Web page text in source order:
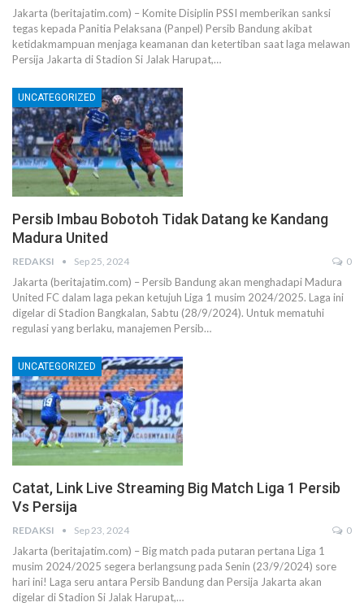
Jakarta (beritajatim.com) – Komite Disiplin PSSI memberikan sanksi
tegas kepada Panitia Pelaksana (Panpel) Persib Bandung akibat
ketidakmampuan menjaga keamanan dan ketertiban saat laga melawan
Persija Jakarta di Stadion Si Jalak Harupat,…
UNCATEGORIZED
Persib Imbau Bobotoh Tidak Datang ke Kandang
Madura United
REDAKSI Sep 25, 2024 0
Jakarta (beritajatim.com) – Persib Bandung akan menghadapi Madura
United FC dalam laga pekan ketujuh Liga 1 musim 2024/2025. Laga ini
digelar di Stadion Bangkalan, Sabtu (28/9/2024). Untuk mematuhi
regulasi yang berlaku, manajemen Persib…
UNCATEGORIZED
Catat, Link Live Streaming Big Match Liga 1 Persib
Vs Persija
REDAKSI Sep 23, 2024 0
Jakarta (beritajatim.com) – Big match pada putaran pertana Liga 1
musim 2024/2025 segera berlangsung pada Senin (23/9/2024) sore
hari ini! Laga seru antara Persib Bandung dan Persija Jakarta akan
digelar di Stadion Si Jalak Harupat,…